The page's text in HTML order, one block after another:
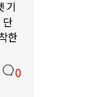
기
단
한
0